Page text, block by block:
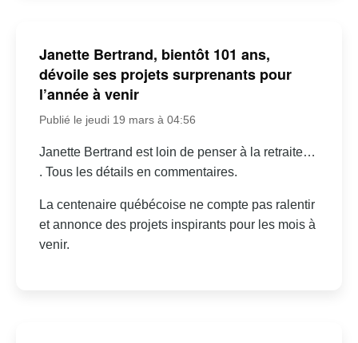
Janette Bertrand, bientôt 101 ans,
dévoile ses projets surprenants pour
l’année à venir
Publié le jeudi 19 mars à 04:56
Janette Bertrand est loin de penser à la retraite…
. Tous les détails en commentaires.
La centenaire québécoise ne compte pas ralentir
et annonce des projets inspirants pour les mois à
venir.